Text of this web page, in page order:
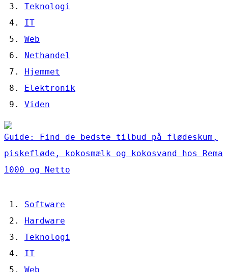
Teknologi
IT
Web
Nethandel
Hjemmet
Elektronik
Viden
Guide: Find de bedste tilbud på flødeskum,
piskefløde, kokosmælk og kokosvand hos Rema
1000 og Netto
Software
Hardware
Teknologi
IT
Web